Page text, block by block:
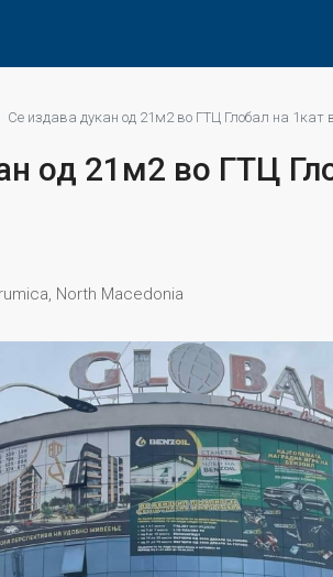
Се издава дукан од 21м2 во ГТЦ Глобал на 1кат
од 21м2 во ГТЦ
North Macedonia